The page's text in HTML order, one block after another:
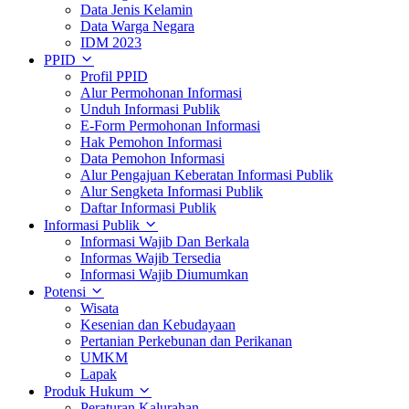
Data Jenis Kelamin
Data Warga Negara
IDM 2023
PPID
Profil PPID
Alur Permohonan Informasi
Unduh Informasi Publik
E-Form Permohonan Informasi
Hak Pemohon Informasi
Data Pemohon Informasi
Alur Pengajuan Keberatan Informasi Publik
Alur Sengketa Informasi Publik
Daftar Informasi Publik
Informasi Publik
Informasi Wajib Dan Berkala
Informas Wajib Tersedia
Informasi Wajib Diumumkan
Potensi
Wisata
Kesenian dan Kebudayaan
Pertanian Perkebunan dan Perikanan
UMKM
Lapak
Produk Hukum